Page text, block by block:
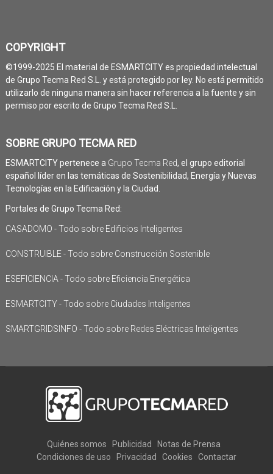
COPYRIGHT
©1999-2025 El material de ESMARTCITY es propiedad intelectual
de Grupo Tecma Red S.L. y está protegido por ley. No está permitido
utilizarlo de ninguna manera sin hacer referencia a la fuente y sin
permiso por escrito de Grupo Tecma Red S.L.
SOBRE GRUPO TECMA RED
ESMARTCITY pertenece a Grupo Tecma Red, el grupo editorial
español líder en las temáticas de Sostenibilidad, Energía y Nuevas
Tecnologías en la Edificación y la Ciudad.
Portales de Grupo Tecma Red:
CASADOMO - Todo sobre Edificios Inteligentes
CONSTRUIBLE - Todo sobre Construcción Sostenible
ESEFICIENCIA - Todo sobre Eficiencia Energética
ESMARTCITY - Todo sobre Ciudades Inteligentes
SMARTGRIDSINFO - Todo sobre Redes Eléctricas Inteligentes
Quiénes somos Publicidad
Notas de Prensa
Condiciones de uso
Privacidad Cookies Contactar